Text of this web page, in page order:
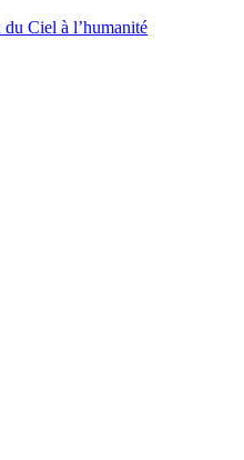
Ciel à l’humanité